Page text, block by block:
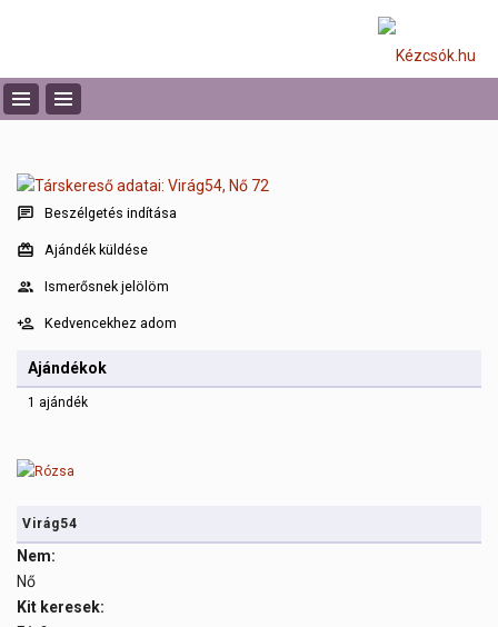
Beszélgetés indítása
Ajándék küldése
Ismerősnek jelölöm
Kedvencekhez adom
Ajándékok
1 ajándék
Virág54
Nem:
Nő
Kit keresek: